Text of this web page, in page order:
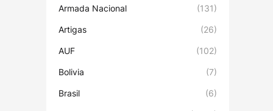
Armada Nacional (131)
Artigas (26)
AUF (102)
Bolivia (7)
Brasil (6)